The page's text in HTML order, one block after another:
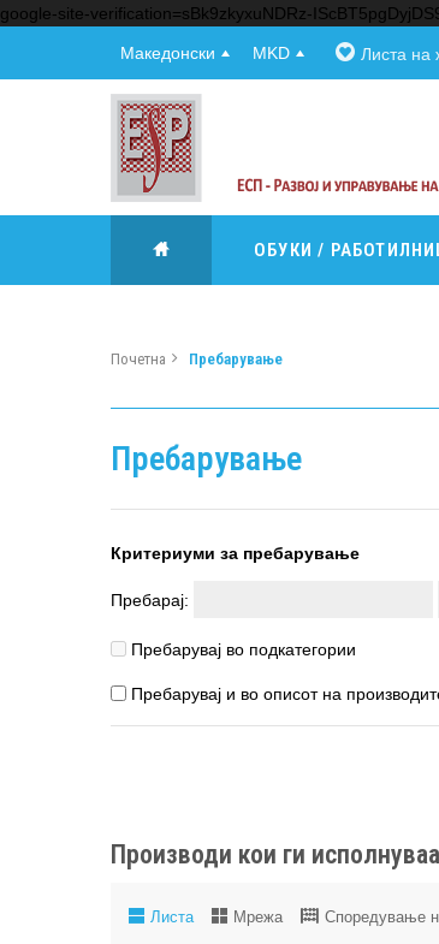
google-site-verification=sBk9zkyxuNDRz-
Македонски MKD Листа на
ОБУКИ /
Почетна Пребарување
Пребарување
Критериуми за пребарување
Пребарај:
Пребарувај во подкатегории
Пребарувај и во описот на
Производи кои ги
Листа Мрежа Споредување